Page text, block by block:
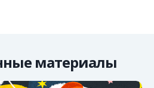
материалы